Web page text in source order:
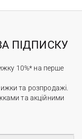
ПІДПИСКУ
10%* на перше
та розпродажі.
та акційними